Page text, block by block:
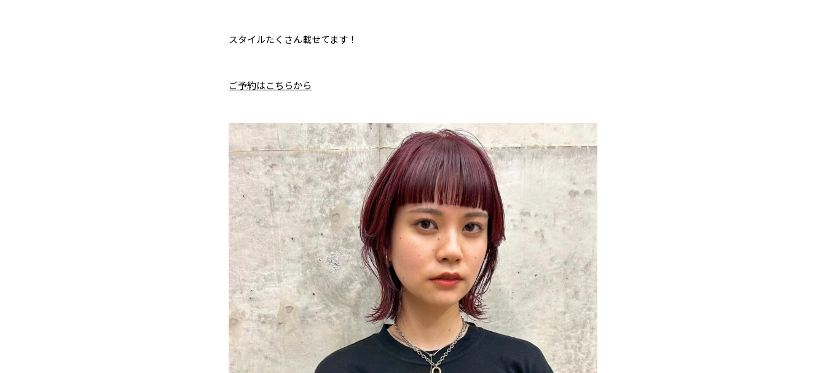
スタイルたくさん載せてます！
ご予約はこちらから